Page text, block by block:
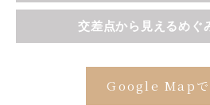
交差点から見えるめぐ
Google Mapで